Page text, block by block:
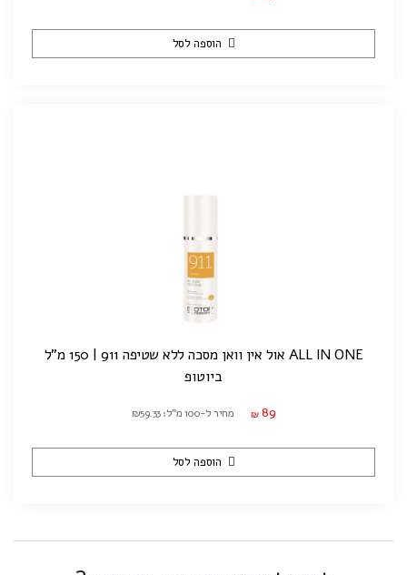
הוספה לסל
ALL IN ONE אול אין וואן מסכה ללא שטיפה 911 | 150 מ"ל
ביוטופ
₪ 89 מחיר ל-100 מ"ל: ₪59.33
הוספה לסל